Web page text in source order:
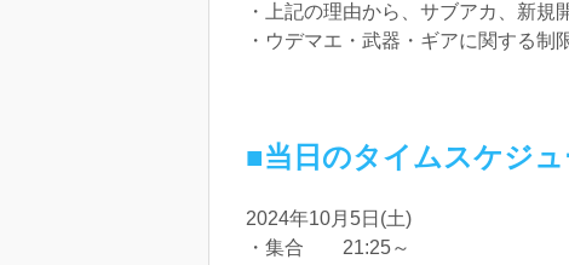
・上記の理由から、サブアカ、新規
・ウデマエ・武器・ギアに関する制
■当日のタイムスケジ
2024年10月5日(土)
・集合 21:25～